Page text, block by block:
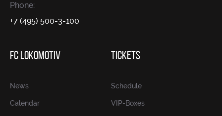
Phone:
+7 (495) 500-3-100
FC LOKOMOTIV
News
Calendar
TICKETS
Schedule
VIP-Boxes